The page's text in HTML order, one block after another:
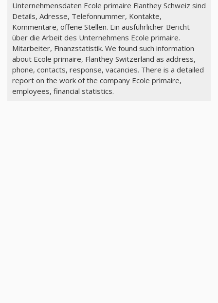
Unternehmensdaten Ecole primaire Flanthey Schweiz sind
Details, Adresse, Telefonnummer, Kontakte,
Kommentare, offene Stellen. Ein ausführlicher Bericht
über die Arbeit des Unternehmens Ecole primaire.
Mitarbeiter, Finanzstatistik. We found such information
about Ecole primaire, Flanthey Switzerland as address,
phone, contacts, response, vacancies. There is a detailed
report on the work of the company Ecole primaire,
employees, financial statistics.